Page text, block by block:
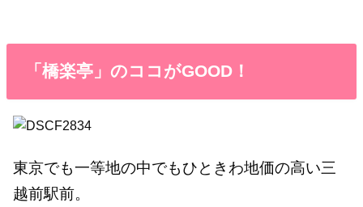
「橋楽亭」のココがGOOD！
東京でも一等地の中でもひときわ地価の高い三
越前駅前。